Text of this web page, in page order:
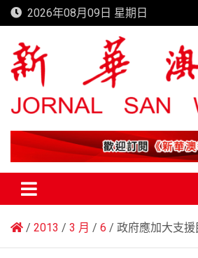
Skip
to
content
2026年08月09日 星期日
新華澳報
2013 3 月 6 政府應加大支